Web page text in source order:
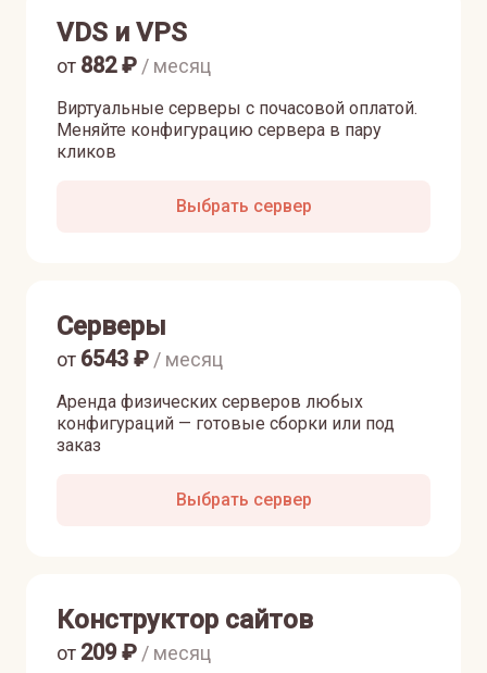
VDS и VPS
Виртуальные серверы с почасовой оплатой.
Меняйте конфигурацию сервера в пару
кликов
от 882₽ / месяц
Выбрать сервер
Серверы
Аренда физических серверов любых
конфигураций — готовые сборки или под
заказ
от 6543 ₽ / месяц
Выбрать сервер
Конструктор сайтов
от 209₽ / месяц